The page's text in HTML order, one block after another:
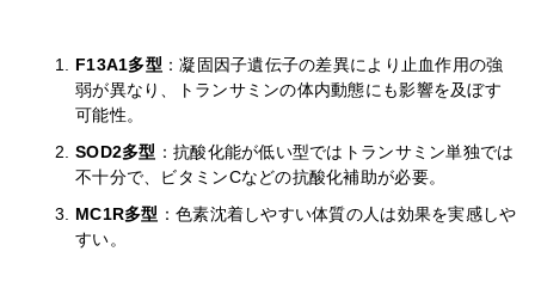
F13A1多型 ：凝固因子遺伝子の差異により止血作用の強
弱が異なり、トランサミンの体内動態にも影響を及ぼす
可能性。
SOD2多型 ：抗酸化能が低い型ではトランサミン単独では
不十分で、ビタミンCなどの抗酸化補助が必要。
MC1R多型 ：色素沈着しやすい体質の人は効果を実感しや
すい。